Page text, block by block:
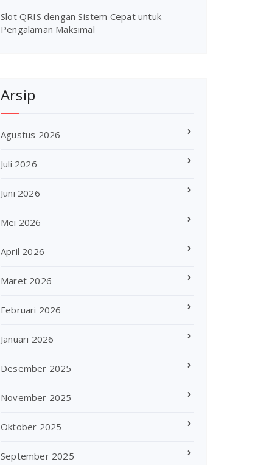
Slot QRIS dengan Sistem Cepat untuk
Pengalaman Maksimal
Arsip
Agustus 2026
Juli 2026
Juni 2026
Mei 2026
April 2026
Maret 2026
Februari 2026
Januari 2026
Desember 2025
November 2025
Oktober 2025
September 2025